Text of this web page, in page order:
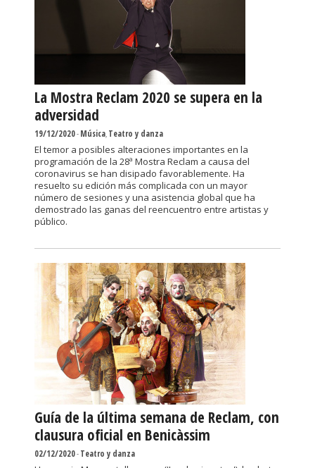
La Mostra Reclam 2020 se supera en la
adversidad
19/12/2020-Música,Teatro y danza
El temor a posibles alteraciones importantes en la
programación de la 28ª Mostra Reclam a causa del
coronavirus se han disipado favorablemente. Ha
resuelto su edición más complicada con un mayor
número de sesiones y una asistencia global que ha
demostrado las ganas del reencuentro entre artistas y
público.
Guía de la última semana de Reclam, con
clausura oficial en Benicàssim
02/12/2020-Teatro y danza